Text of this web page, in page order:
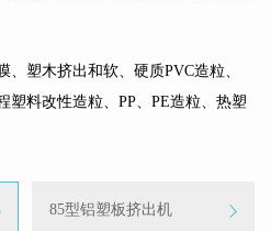
塑木挤出和软、硬质PVC造粒、
塑料改性造粒、PP、PE造粒、热塑
85型铝塑板挤出机